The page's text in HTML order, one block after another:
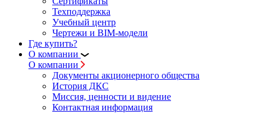
Техподдержка
Учебный центр
Чертежи и BIM-модели
Где купить?
О компании
О компании
Документы акционерного общества
История ДКС
Миссия, ценности и видение
Контактная информация